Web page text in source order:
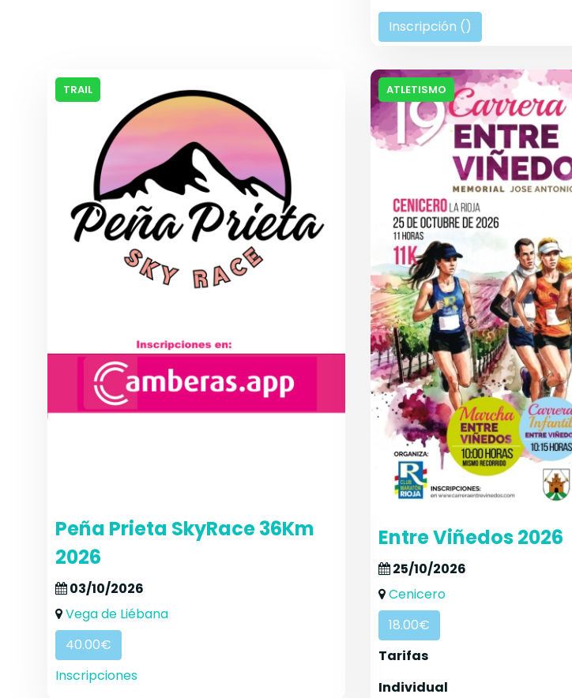
Inscripción ()
TRAIL
Peña Prieta SkyRace 36Km
2026
03/10/2026
Vega de Liébana
40.00€
Inscripciones
ATLETISMO
Entre Viñedos 2026
25/10/2026
Cenicero
18.00€
Tarifas
Individual